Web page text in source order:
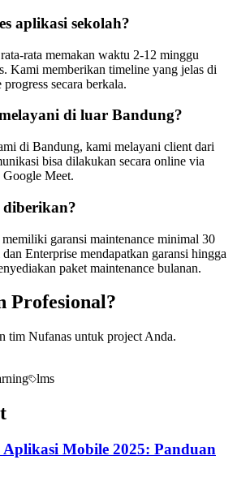
aplikasi sekolah?
rata memakan waktu 2-12 minggu
Kami memberikan timeline yang jelas di
secara berkala.
di luar Bandung?
di Bandung, kami melayani client dari
bisa dilakukan secara online via
Meet.
diberikan?
garansi maintenance minimal 30
Enterprise mendapatkan garansi hingga
paket maintenance bulanan.
Profesional?
tim Nufanas untuk project Anda.
lms
Mobile 2025: Panduan